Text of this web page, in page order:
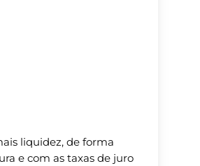
liquidez, de forma
e com as taxas de juro